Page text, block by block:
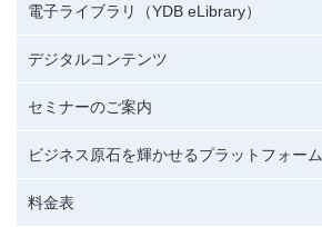
電子ライブラリ（YDB eLibrary）
デジタルコンテンツ
セミナーのご案内
ビジネス原石を輝かせるプラットフォーム
料金表